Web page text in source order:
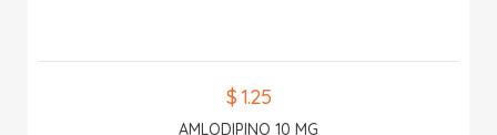
$ 1.25
AMLODIPINO 10 MG